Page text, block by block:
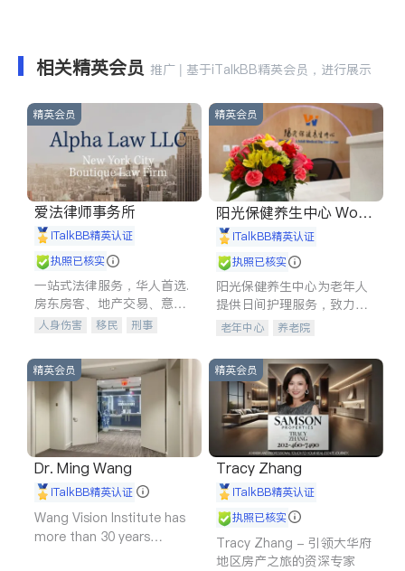
相关精英会员 推广 | 基于iTalkBB精英会员，进行展示
精英会员
爱法律师事务所
iTalkBB精英认证
执照已核实
一站式法律服务，华人首选.
房东房客、地产交易、意外
伤害、车祸重伤、商业诉
建筑合同、刑事案件全包办
人身伤害 移民
刑事
信托/遗嘱
商业
商标注册
索赔
律师-其它
精英会员
阳光保健养生中心 World
shine
iTalkBB精英认证
执照已核实
阳光保健养生中心为老年人
提供日间护理服务，致力于
通过持续的护理创新来有效
老年中心 养老院
精英会员
Dr. Ming Wang
iTalkBB精英认证
Wang Vision Institute has
more than 30 years
精英会员
Tracy Zhang
iTalkBB精英认证
执照已核实
Tracy Zhang - 引领大华府
地区房产之旅的资深专家